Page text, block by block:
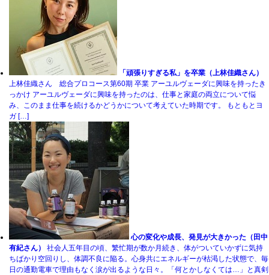
「頑張りすぎる私」を卒業（上林佳織さん）
上林佳織さん 総合プロコース第60期 卒業 アーユルヴェーダに興味を持ったき
っかけ アーユルヴェーダに興味を持ったのは、仕事と家庭の両立について悩
み、このまま仕事を続けるかどうかについて考えていた時期です。 もともとヨ
ガ […]
心の変化や成長、発見が大きかった（田中
有紀さん）
社会人五年目の頃、繁忙期が数か月続き、体がついていかずに気持
ちばかり空回りし、体調不良に陥る。心身共にエネルギーが枯渇した状態で、毎
日の通勤電車で理由もなく涙が出るような日々。「何とかしなくては…」と真剣